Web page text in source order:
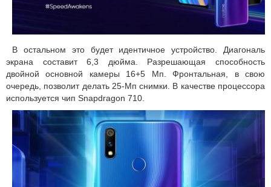
В остальном это будет идентичное устройство. Диагональ
экрана составит 6,3 дюйма. Разрешающая способность
двойной основной камеры 16+5 Мп. Фронтальная, в свою
очередь, позволит делать 25-Мп снимки. В качестве процессора
используется чип Snapdragon 710.